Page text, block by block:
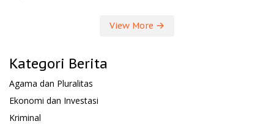
View More
Kategori Berita
Agama dan Pluralitas
Ekonomi dan Investasi
Kriminal